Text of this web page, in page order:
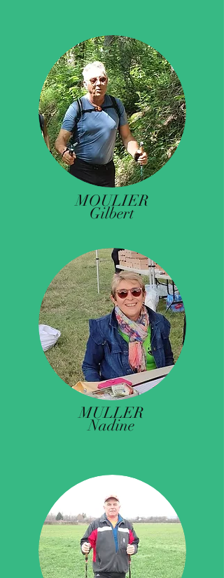
MOULIER
Gilbert
MULLER
Nadine